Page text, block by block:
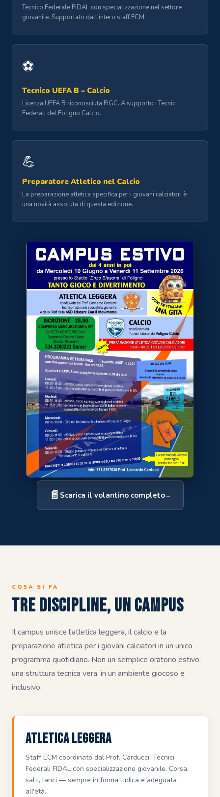
Tecnico Federale FIDAL con specializzazione nel settore
giovanile. Supportato dall'intero staff ECM.
⚽
Tecnico UEFA B – Calcio
Licenza UEFA B riconosciuta FIGC. A supporto i Tecnici
Federali del Foligno Calcio.
💪
Preparatore Atletico nel Calcio
La preparazione atletica specifica per i giovani calciatori è
una novità assoluta di questa edizione.
📄 Scarica il volantino completo→
COSA SI FA
Tre discipline, un campus
Il campus unisce l'atletica leggera, il calcio e la
preparazione atletica per i giovani calciatori in un unico
programma quotidiano. Non un semplice oratorio estivo:
una struttura tecnica vera, in un ambiente giocoso e
inclusivo.
Atletica Leggera
Staff ECM coordinato dal Prof. Carducci. Tecnici
Federali FIDAL con specializzazione giovanile. Corsa,
salti, lanci — sempre in forma ludica e adeguata
all'età.